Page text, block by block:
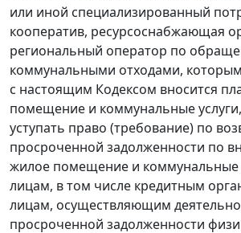
или иной специализированный
кооператив, ресурсоснабжающая
региональный оператор по
коммунальными отходами, которым
с настоящим Кодексом вносится
помещение и коммунальные
уступать право (требование) по
просроченной задолженности по
жилое помещение и коммунальные
лицам, в том числе кредитным
лицам, осуществляющим
просроченной задолженности